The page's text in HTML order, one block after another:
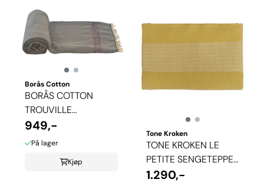
Borås Cotton
BORÅS COTTON
TROUVILLE
PLEDD/SENGEOVERKAST
- ...
949,-
På lager
Kjøp
Tone Kroken
TONE KROKEN LE
PETITE SENGETEPPE
- GUL
1.290,-